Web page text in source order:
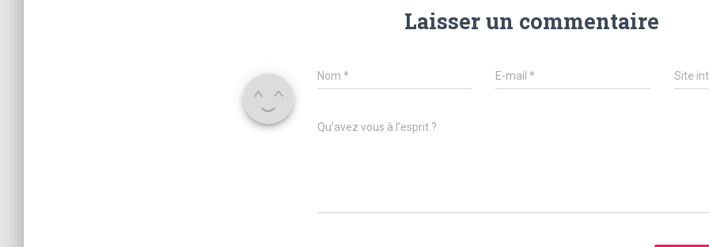
Laisser un commentaire
Nom * E-mail* Site
Qu’avez vous à l’esprit ?